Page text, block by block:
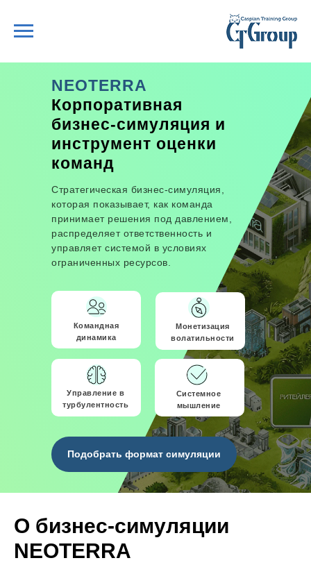
NEOTERRA
Корпоративная
бизнес-симуляция и
инструмент оценки
команд
Стратегическая бизнес-симуляция,
которая показывает, как команда
принимает решения под давлением,
распределяет ответственность и
управляет системой в условиях
ограниченных ресурсов.
Подобрать формат симуляции
Командная
динамика
Управление в
турбулентность
Монетизация
волатильности
Системное
мышление
Для собствнников и руководителей
Выезд в офис по Казахстану
О бизнес-симуляции
NEOTERRA